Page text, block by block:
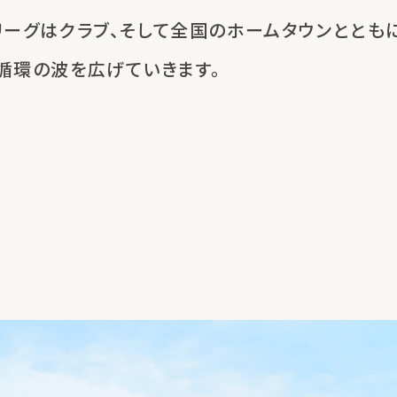
ーグはクラブ、 そして全国のホームタウンととも
環の波を広げていきます。